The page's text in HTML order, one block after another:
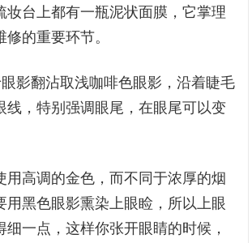
妆台上都有一瓶泥状面膜，它掌理
的重要环节。
影翻沾取浅咖啡色眼影，沿着睫毛
线，特别强调眼尾，在眼尾可以变
用高调的金色，而不同于浓厚的烟
用黑色眼影熏染上眼睑，所以上眼
细一点，这样你张开眼睛的时候，